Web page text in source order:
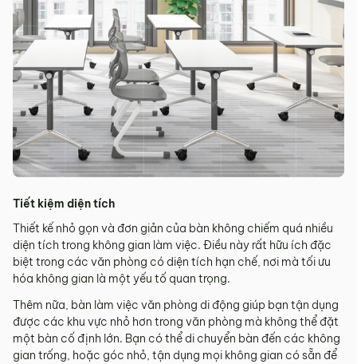
Tiết kiệm diện tích
Thiết kế nhỏ gọn và đơn giản của bàn không chiếm quá nhiều
diện tích trong không gian làm việc. Điều này rất hữu ích đặc
biệt trong các văn phòng có diện tích hạn chế, nơi mà tối ưu
hóa không gian là một yếu tố quan trọng.
Thêm nữa, bàn làm việc văn phòng di động giúp bạn tận dụng
được các khu vực nhỏ hơn trong văn phòng mà không thể đặt
một bàn cố định lớn. Bạn có thể di chuyển bàn đến các không
gian trống, hoặc góc nhỏ, tận dụng mọi không gian có sẵn để